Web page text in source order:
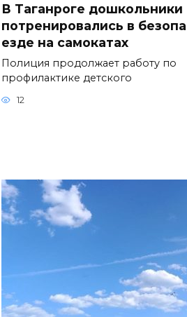
В Таганроге дошкольники
потренировались в
езде на самокатах
Полиция продолжает работу по
профилактике детского
12